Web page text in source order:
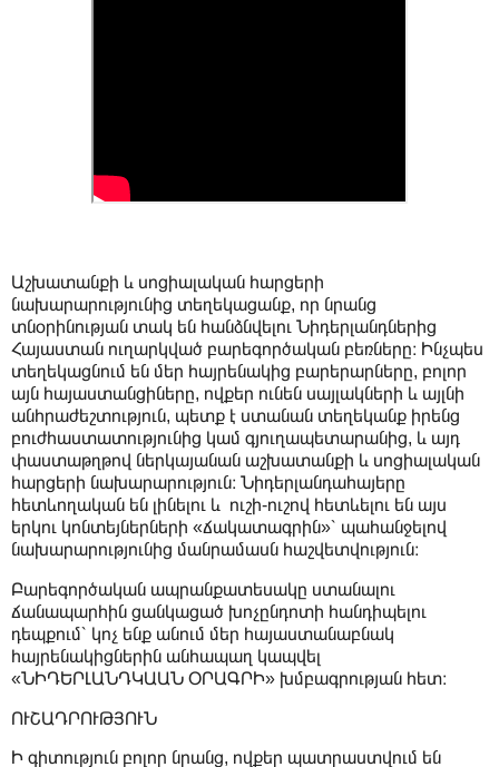
Աշխատանքի և սոցիալական հարցերի
նախարարությունից տեղեկացանք, որ նրանց
տնօրինության տակ են հանձնվելու Նիդերլանդներից
Հայաստան ուղարկված բարեգործական բեռները։ Ինչպես
տեղեկացնում են մեր հայրենակից բարերարները, բոլոր
այն հայաստանցիները, ովքեր ունեն սայլակների և այլնի
անհրաժեշտություն, պետք է ստանան տեղեկանք իրենց
բուժհաստատությունից կամ գյուղապետարանից, և այդ
փաստաթղթով ներկայանան աշխատանքի և սոցիալական
հարցերի նախարարություն։ Նիդերլանդահայերը
հետևողական են լինելու և ուշի-ուշով հետևելու են այս
երկու կոնտեյներների «ճակատագրին»՝ պահանջելով
նախարարությունից մանրամասն հաշվետվություն։
Բարեգործական ապրանքատեսակը ստանալու
ճանապարհին ցանկացած խոչընդոտի հանդիպելու
դեպքում՝ կոչ ենք անում մեր հայաստանաբնակ
հայրենակիցներին անհապաղ կապվել
«ՆԻԴԵՐԼԱՆԴԿԱԱՆ ՕՐԱԳՐԻ» խմբագրության հետ։
ՈՒՇԱԴՐՈՒԹՅՈՒՆ
Ի գիտություն բոլոր նրանց, ովքեր պատրաստվում են